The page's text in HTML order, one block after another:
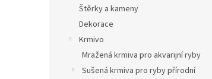
Štěrky a kameny
Dekorace
Krmivo
Mražená krmiva pro akvarijní ryby
Sušená krmiva pro ryby přírodní